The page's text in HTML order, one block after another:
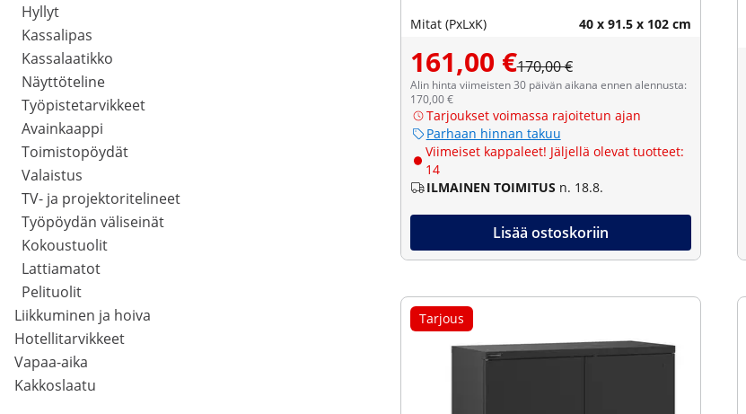
Hyllyt
Kassalipas
Kassalaatikko
Näyttöteline
Työpistetarvikkeet
Avainkaappi
Toimistopöydät
Valaistus
TV- ja projektoritelineet
Työpöydän väliseinät
Kokoustuolit
Lattiamatot
Pelituolit
Liikkuminen ja hoiva
Hotellitarvikkeet
Vapaa-aika
Kakkoslaatu
Mitat (PxLxK) 40 x 91.5 x 102 cm
161,00 €170,00 €
Alin hinta viimeisten 30 päivän aikana ennen alennusta:
170,00 €
Tarjoukset voimassa rajoitetun ajan
Parhaan hinnan takuu
Viimeiset kappaleet! Jäljellä olevat tuotteet:
14
ILMAINEN TOIMITUS n. 18.8.
Lisää ostoskoriin
Tarjous